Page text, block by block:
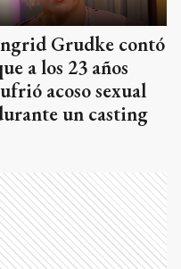
Grudke contó
a los 23 años
acoso sexual
un casting